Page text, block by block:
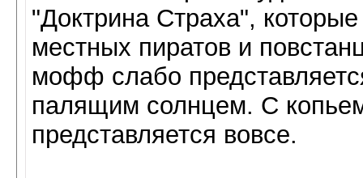
"Доктрина Страха",
местных пиратов и
мофф слабо
палящим солнцем. С
представляется вовсе.